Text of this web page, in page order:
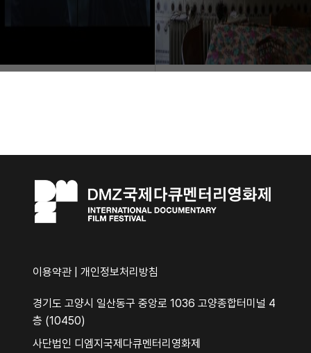
이용약관 개인정보처리방침
경기도 고양시 일산동구 중앙로 1036 고양종합터미널 4
층 (10450)
사단법인 디엠지국제다큐멘터리영화제